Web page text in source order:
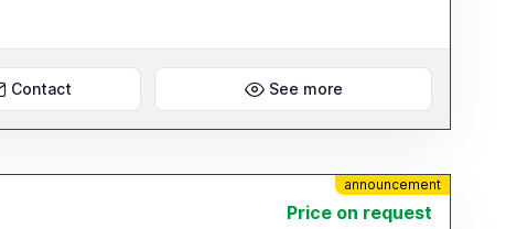
Contact See more
announcement
Price on request